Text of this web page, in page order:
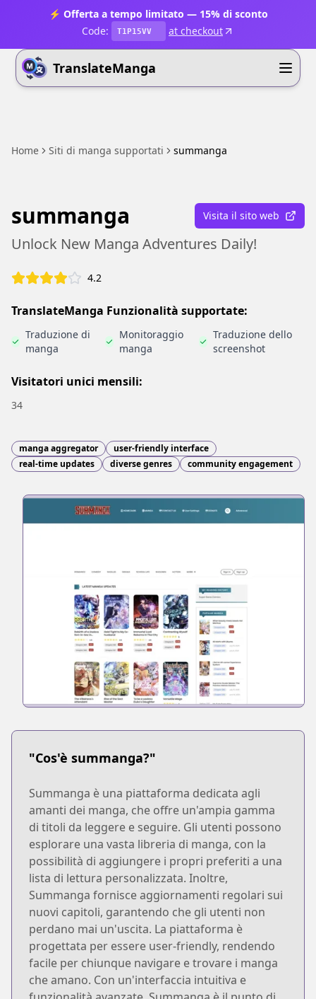
⚡ Offerta a tempo limitato — 15% di sconto
Code:
T1P15VV at checkout
TranslateManga
Home Siti di manga supportati summanga
summanga Visita il sito web
Unlock New Manga Adventures Daily!
4.2
TranslateManga Funzionalità supportate:
Traduzione di
manga
Monitoraggio
manga
Traduzione dello
screenshot
Visitatori unici mensili:
34
manga aggregator
user-friendly interface
real-time updates
diverse genres community engagement
"Cos'è summanga?"
Summanga è una piattaforma dedicata agli
amanti dei manga, che offre un'ampia gamma
di titoli da leggere e seguire. Gli utenti possono
esplorare una vasta libreria di manga, con la
possibilità di aggiungere i propri preferiti a una
lista di lettura personalizzata. Inoltre,
Summanga fornisce aggiornamenti regolari sui
nuovi capitoli, garantendo che gli utenti non
perdano mai un'uscita. La piattaforma è
progettata per essere user-friendly, rendendo
facile per chiunque navigare e trovare i manga
che amano. Con un'interfaccia intuitiva e